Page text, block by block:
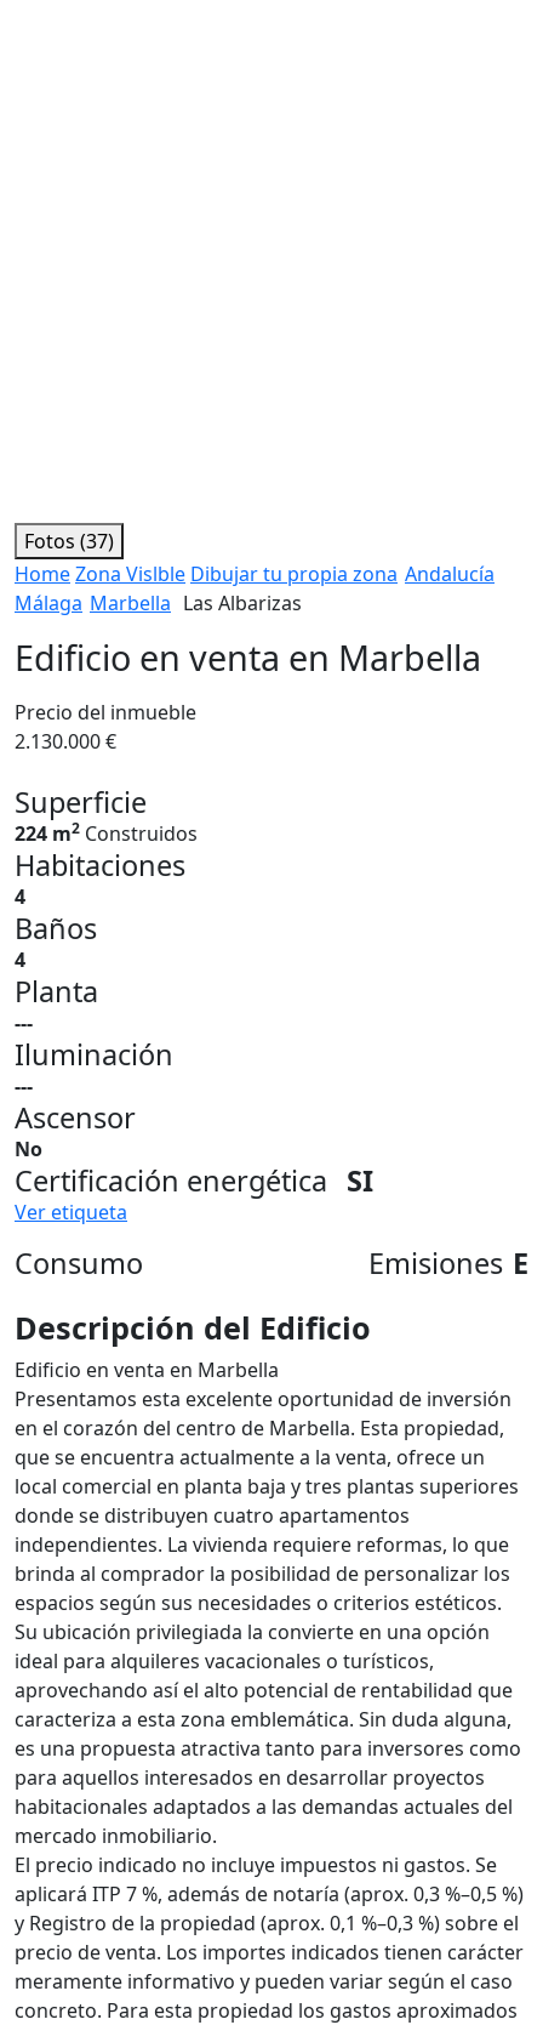
Fotos (37)
HomeZona Vislble Dibujar tu propia zona Andalucía
Málaga Marbella Las Albarizas
Edificio en venta en Marbella
Precio del inmueble
2.130.000 €
Superficie
224 m2 Construidos
Habitaciones
4
Baños
4
Planta
---
Iluminación
---
Ascensor
No
Certificación energética SI
Ver etiqueta
Consumo Emisiones E
Descripción del Edificio
Edificio en venta en Marbella
Presentamos esta excelente oportunidad de inversión
en el corazón del centro de Marbella. Esta propiedad,
que se encuentra actualmente a la venta, ofrece un
local comercial en planta baja y tres plantas superiores
donde se distribuyen cuatro apartamentos
independientes. La vivienda requiere reformas, lo que
brinda al comprador la posibilidad de personalizar los
espacios según sus necesidades o criterios estéticos.
Su ubicación privilegiada la convierte en una opción
ideal para alquileres vacacionales o turísticos,
aprovechando así el alto potencial de rentabilidad que
caracteriza a esta zona emblemática. Sin duda alguna,
es una propuesta atractiva tanto para inversores como
para aquellos interesados en desarrollar proyectos
habitacionales adaptados a las demandas actuales del
mercado inmobiliario.
El precio indicado no incluye impuestos ni gastos. Se
aplicará ITP 7 %, además de notaría (aprox. 0,3 %–0,5 %)
y Registro de la propiedad (aprox. 0,1 %–0,3 %) sobre el
precio de venta. Los importes indicados tienen carácter
meramente informativo y pueden variar según el caso
concreto. Para esta propiedad los gastos aproximados